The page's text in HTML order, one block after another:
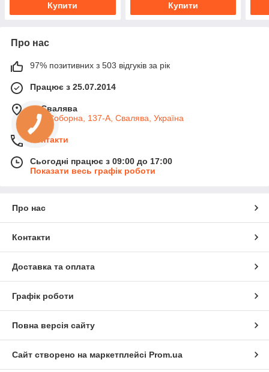
Купити Купити
Про нас
97% позитивних з 503 відгуків за рік
Працює з 25.07.2014
м. Свалява
вул. Соборна, 137-А, Свалява, Україна
Контакти
Сьогодні працює з 09:00 до 17:00
Показати весь графік роботи
Про нас
Контакти
Доставка та оплата
Графік роботи
Повна версія сайту
Сайт створено на маркетплейсі Prom.ua